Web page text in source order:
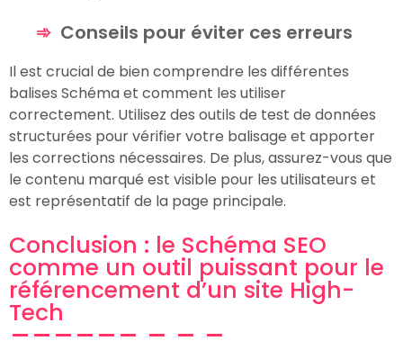
Conseils pour éviter ces erreurs
Il est crucial de bien comprendre les différentes
balises Schéma et comment les utiliser
correctement. Utilisez des outils de test de données
structurées pour vérifier votre balisage et apporter
les corrections nécessaires. De plus, assurez-vous que
le contenu marqué est visible pour les utilisateurs et
est représentatif de la page principale.
Conclusion : le Schéma SEO
comme un outil puissant pour le
référencement d’un site High-
Tech